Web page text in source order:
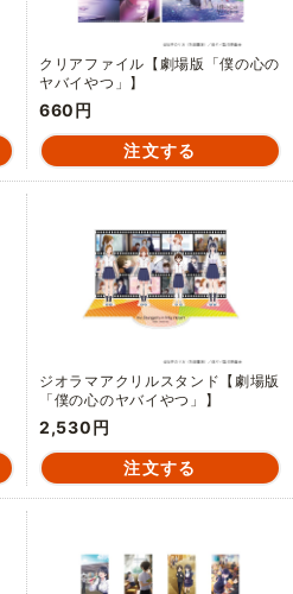
クリアファイル【劇場版「僕の心の
ヤバイやつ」】
660円
ジオラマアクリルスタンド【劇場版
「僕の心のヤバイやつ」】
2,530円